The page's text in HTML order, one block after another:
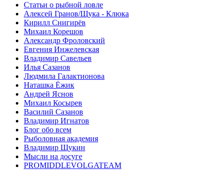
Статьи о рыбной ловле
Алексей Гранов/Щука - Клюка
Кирилл Снигирёв
Михаил Корешов
Александр Фроловский
Евгения Инжелевская
Владимир Савельев
Илья Сазанов
Людмила Галактионова
Наташка Ёжик
Андрей Яснов
Михаил Косырев
Василий Сазанов
Владимир Игнатов
Блог обо всем
Рыболовная академия
Владимир Щукин
Мысли на досуге
PROMIDDLEVOLGATEAM